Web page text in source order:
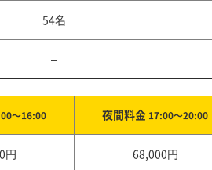
54名
–
～16:00 夜間料金 17:00～20:00
円 68,000円